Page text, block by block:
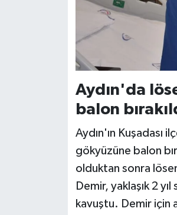
Aydın'da
balon
Aydın'ın Kuşadası
gökyüzüne balon
olduktan sonra
Demir, yaklaşık 2
kavuştu. Demir için